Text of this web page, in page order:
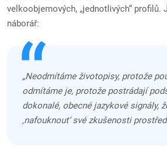
velkoobjemových, „jednotlivých“ profilů.
náborář:
„Neodmítáme životopisy, protože
odmítáme je, protože postrádají
dokonalé, obecné jazykové signály,
‚nafouknout‘ své zkušenosti